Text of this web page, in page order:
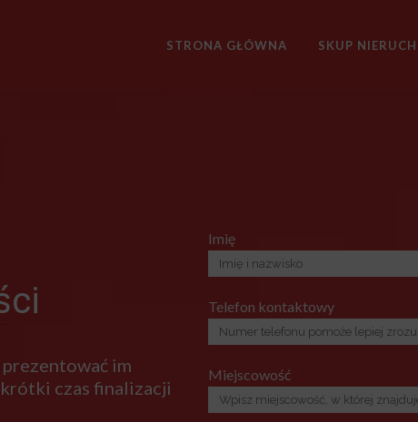
STRONA GŁÓWNA SKUP
im
czas finalizacji
Imię
Telefon kontaktowy
Miejscowość